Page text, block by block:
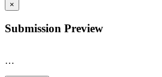
×
Submission Preview
…